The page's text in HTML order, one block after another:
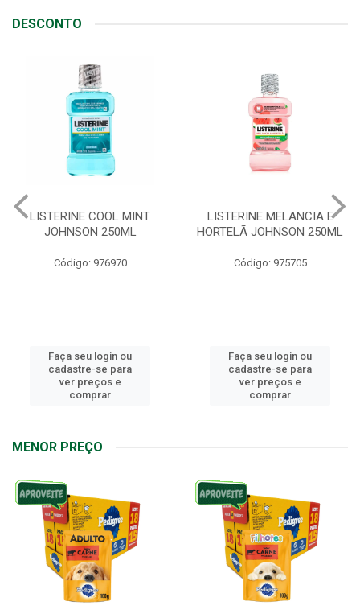
DESCONTO
MINT
LISTERINE MELANCIA E
HORTELÃ JOHNSON 250ML
Faça seu login ou
cadastre-se para
LIVRE
Faça seu
cadastre-
MENOR PREÇO